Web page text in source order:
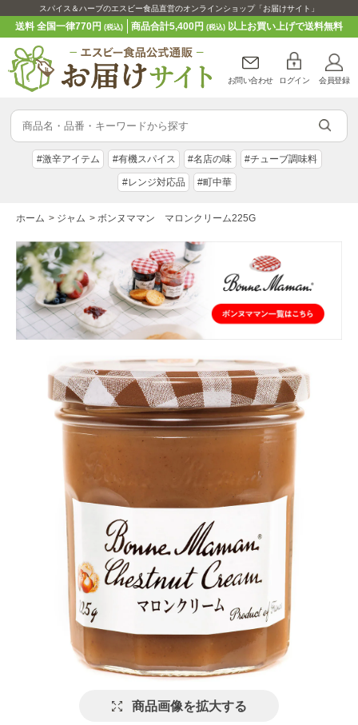
スパイス＆ハーブのエスビー食品直営のオンラインショップ「お届けサイト」
送料 全国一律770円(税込) 商品合計5,400円 (税込)以上お買い上げで送料無料
お問い合わせ ログイン 会員登録
#激辛アイテム #有機スパイス #名店の味 #チューブ調味料
#レンジ対応品 #町中華
ホーム > ジャム > ボンヌママン マロンクリーム225G
商品画像を拡大する